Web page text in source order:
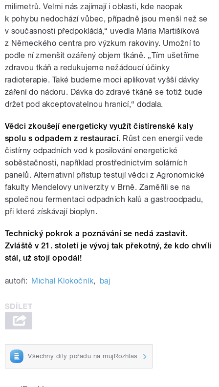
milimetrů. Velmi nás zajímají i oblasti, kde naopak
k pohybu nedochází vůbec, případně jsou menší než se
v současnosti předpokládá,“ uvedla Mária Martišíková
z Německého centra pro výzkum rakoviny. Umožní to
podle ní zmenšit ozářený objem tkáně. „Tím ušetříme
zdravou tkáň a redukujeme nežádoucí účinky
radioterapie. Také budeme moci aplikovat vyšší dávky
záření do nádoru. Dávka do zdravé tkáně se totiž bude
držet pod akceptovatelnou hranicí,“ dodala.
Vědci zkoušejí energeticky využít čistírenské kaly
spolu s odpadem z restaurací. Růst cen energií vede
čistírny odpadních vod k posilování energetické
soběstačnosti, například prostřednictvím solárních
panelů. Alternativní přístup testují vědci z Agronomické
fakulty Mendelovy univerzity v Brně. Zaměřili se na
společnou fermentaci odpadních kalů a gastroodpadu,
při které získávají bioplyn.
Technický pokrok a poznávání se nedá zastavit.
Zvláště v 21. století je vývoj tak překotný, že kdo chvíli
stál, už stojí opodál!
autoři: Michal Klokočník, baj
Všechny díly pořadu na mujRozhlas